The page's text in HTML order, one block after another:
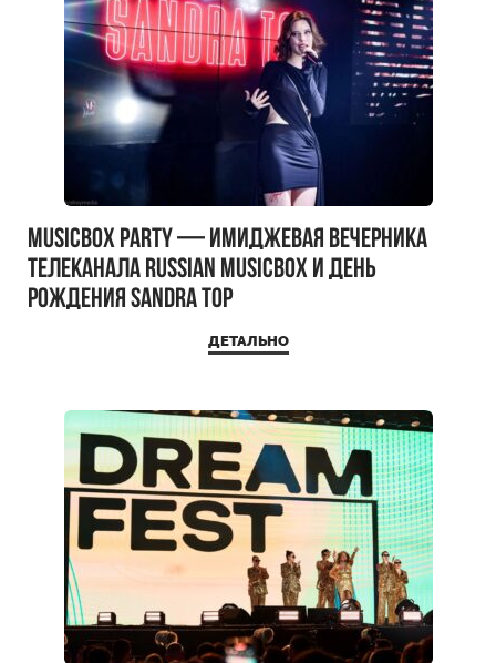
MUSICBOX PARTY — имиджевая вечерника
телеканала RUSSIAN MUSICBOX и день
рождения Sandra Top
ДЕТАЛЬНО